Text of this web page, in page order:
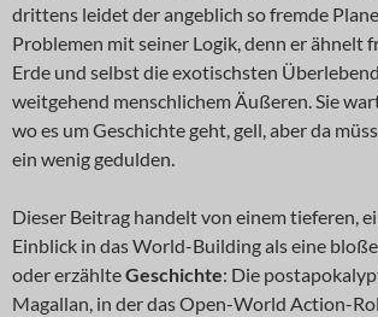
drittens leidet der angeblich so fremde
Problemen mit seiner Logik, denn er ähnelt
Erde und selbst die exotischsten
weitgehend menschlichem Äußeren. Sie
wo es um Geschichte geht, gell, aber da
ein wenig gedulden.
Dieser Beitrag handelt von einem tieferen,
Einblick in das World-Building als eine
oder erzählteGeschichte: Die
Magallan, in der das Open-World Action-